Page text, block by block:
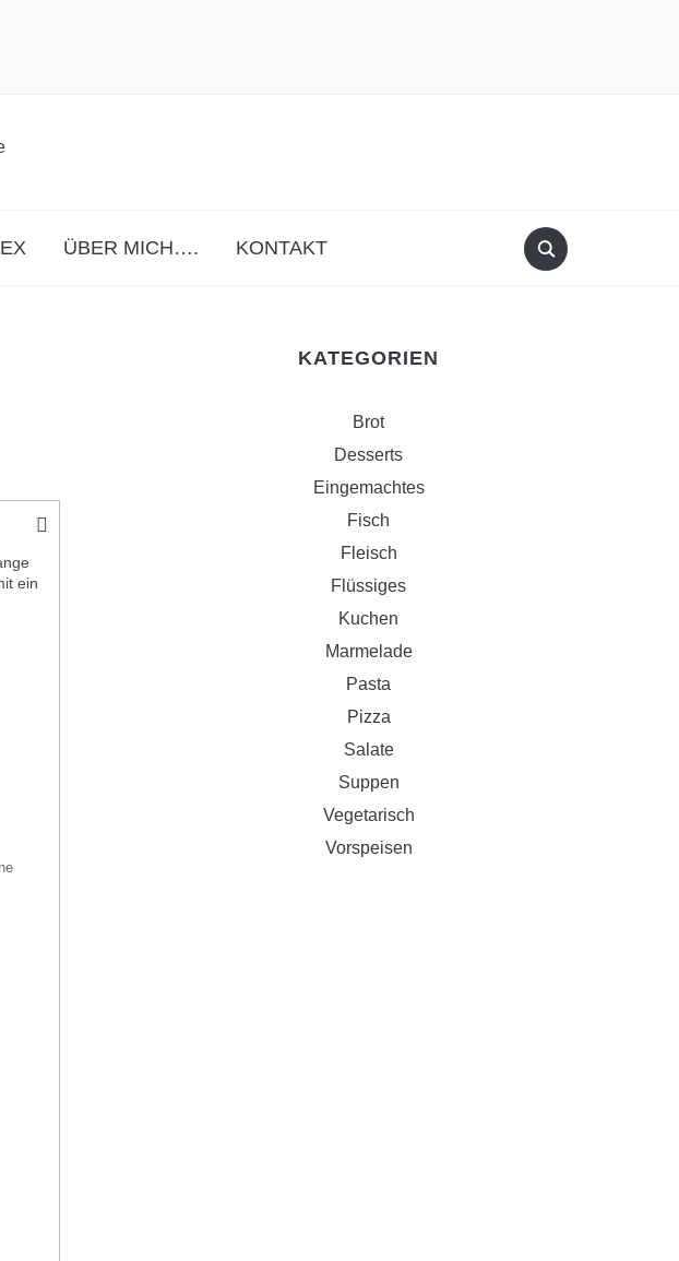
ÜBER MICH…. KONTAKT
ein
KATEGORIEN
Brot
Desserts
Eingemachtes
Fisch
Fleisch
Flüssiges
Kuchen
Marmelade
Pasta
Pizza
Salate
Suppen
Vegetarisch
Vorspeisen